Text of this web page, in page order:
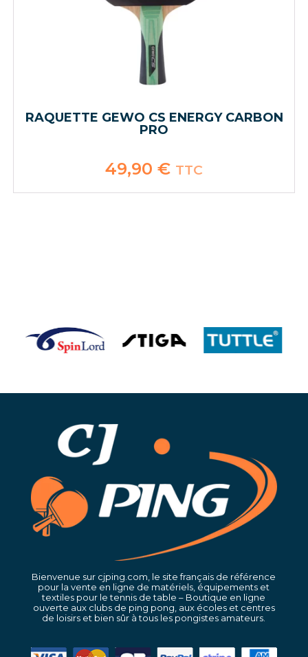
RAQUETTE GEWO CS ENERGY CARBON
PRO
49,90 € TTC
Bienvenue sur cjping.com, le site français de référence
pour la vente en ligne de matériels, équipements et
textiles pour le tennis de table – Boutique en ligne
ouverte aux clubs de ping pong, aux écoles et centres
de loisirs et bien sûr à tous les pongistes amateurs.